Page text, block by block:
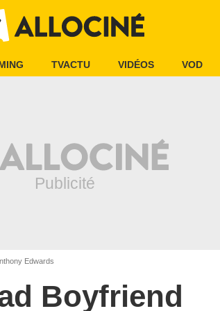
TVACTU VIDÉOS VOD
Edwards
Boyfriend